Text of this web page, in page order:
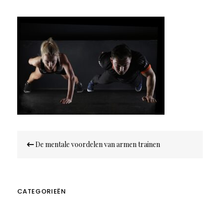
navigatie
De mentale voordelen van armen trainen
CATEGORIEËN